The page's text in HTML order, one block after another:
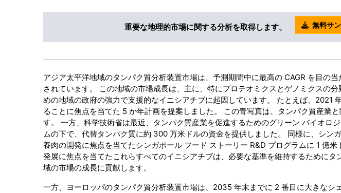
重要な地理的市場に関する分析を取得します。 無料サ
アジア太平洋地域のタンパク質分析装置市場は、予測期間中に最高の CAGR を目の
されています。 この地域の市場成長は、主に、特にプロテオミクスとゲノミクスの
めの地域の政府の強力で支援的なイニシアチブに起因しています。 たとえば、2021
ることに焦点を当てた 5 か年計画を提案しました。 この青写真は、タンパク質産業
す。 一方、科学技術省は最近、タンパク質産業を促進するためのグリーン バイオロ
ムの下で、代替タンパク質に約 300 万米ドルの資金を提供しました。 同様に、シン
養肉の開発に焦点を当てたシンガポール フード ストーリー R&D プログラムに 1 億
発展に焦点を当てたこれらすべてのイニシアチブは、必要な基準を維持するために
域の市場の成長に貢献します。
一方、ヨーロッパのタンパク質分析装置市場は、2035 年末までに 2 番目に大きなシ